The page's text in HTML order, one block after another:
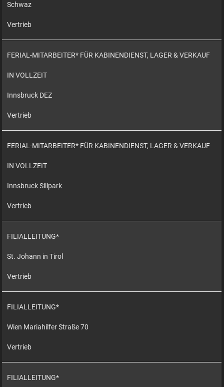
Schwaz
Vertrieb
FERIAL-MITARBEITER* FÜR KABINENDIENST, LAGER & VERKAUF
IN VOLLZEIT
Innsbruck DEZ
Vertrieb
FERIAL-MITARBEITER* FÜR KABINENDIENST, LAGER & VERKAUF
IN VOLLZEIT
Innsbruck Sillpark
Vertrieb
FILIALLEITUNG*
St. Johann in Tirol
Vertrieb
FILIALLEITUNG*
Wien Mariahilfer Straße 70
Vertrieb
FILIALLEITUNG*